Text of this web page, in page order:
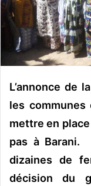
u
r
r
i
e
L’annonce de
les
mettre en
pas à Barani.
dizaines de
décision du